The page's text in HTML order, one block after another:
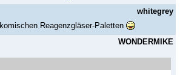
whitegrey
Reagenzgläser-Paletten
WONDERMIKE